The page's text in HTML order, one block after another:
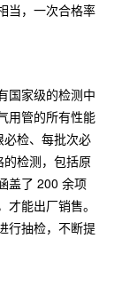
当，一次合格率
国家级的检测中
用管的所有性能
必检、每批次必
的检测，包括原
盖了 200 余项
能出厂销售。
行抽检，不断提